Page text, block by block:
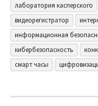
лаборатория касперского
видеорегистратор
информационная
кибербезопасность
смарт часы